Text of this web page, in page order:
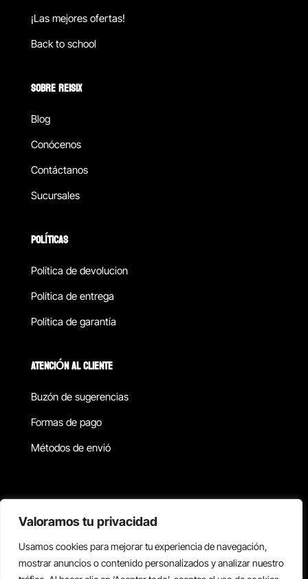
Valoramos tu privacidad
Usamos cookies para mejorar tu experiencia de navegación,
mostrar anuncios o contenido personalizados y analizar nuestro
¡Las mejores ofertas!
Back to school
SOBRE REISIX
Blog
Conócenos
Contáctanos
Sucursales
POLÍTICAS
Política de devolucion
Política de entrega
Política de garantía
ATENCIÓN AL CLIENTE
Buzón de sugerencias
Formas de pago
Métodos de envió
Copyright © 2026 Reisix. Todos los derechos reservados.